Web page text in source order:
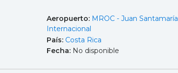
Aeropuerto: MROC - Juan Santamaría
Internacional
País: Costa Rica
Fecha: No disponible